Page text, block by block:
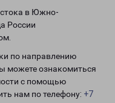
в Южно-
России
по направлению
можете ознакомиться
с помощью
нам по телефону: +7